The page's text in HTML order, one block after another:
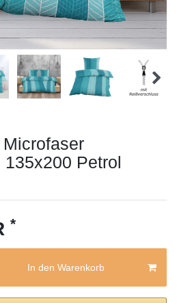
135x200 Petrol
*
In den Warenkorb